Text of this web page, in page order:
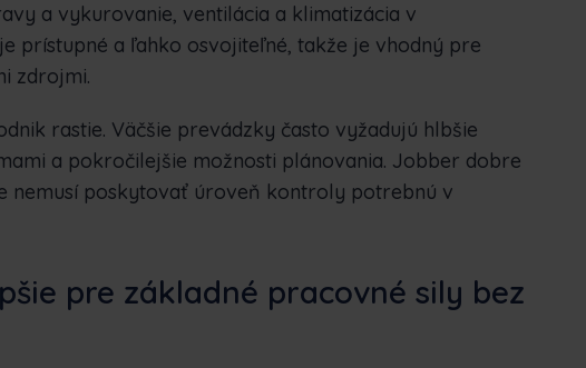
a vykurovanie, ventilácia a klimatizácia v
prístupné a ľahko osvojiteľné, takže je vhodný pre
zdrojmi.
rastie. Väčšie prevádzky často vyžadujú hlbšie
a pokročilejšie možnosti plánovania. Jobber dobre
nemusí poskytovať úroveň kontroly potrebnú v
pre základné pracovné sily bez